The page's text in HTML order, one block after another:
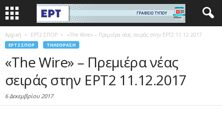
Αρχική EΡΤ2 ΣΠΟΡ «The Wire» – Πρεμιέρα νέας σειράς στην ΕΡΤ2 11.12.2017
EΡΤ2 ΣΠΟΡ ΤΗΛΕΌΡΑΣΗ
«The Wire» – Πρεμιέρα νέας
σειράς στην ΕΡΤ2 11.12.2017
6 Δεκεμβρίου 2017